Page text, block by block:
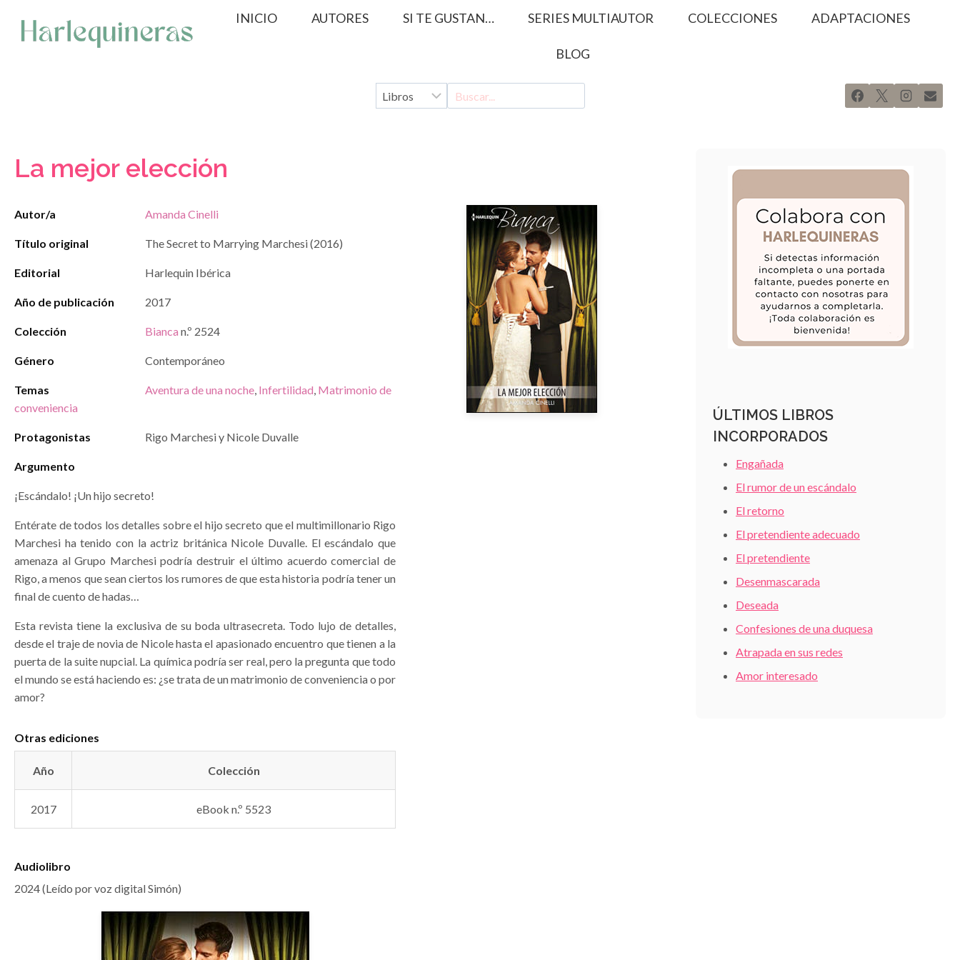
contenido
INICIO AUTORES SI TE GUSTAN… SERIES MULTIAUTOR COLECCIONES ADAPTACIONES
BLOG
La mejor elección
Autor/a Amanda Cinelli
Título original The Secret to Marrying Marchesi (2016)
Editorial Harlequin Ibérica
Año de publicación 2017
Colección Bianca n.º 2524
Género Contemporáneo
Temas Aventura de una noche, Infertilidad, Matrimonio de
conveniencia
Protagonistas Rigo Marchesi y Nicole Duvalle
Argumento
¡Escándalo! ¡Un hijo secreto!
Entérate de todos los detalles sobre el hijo secreto que el multimillonario Rigo
Marchesi ha tenido con la actriz británica Nicole Duvalle. El escándalo que
amenaza al Grupo Marchesi podría destruir el último acuerdo comercial de
Rigo, a menos que sean ciertos los rumores de que esta historia podría tener un
final de cuento de hadas…
Esta revista tiene la exclusiva de su boda ultrasecreta. Todo lujo de detalles,
desde el traje de novia de Nicole hasta el apasionado encuentro que tienen a la
puerta de la suite nupcial. La química podría ser real, pero la pregunta que todo
el mundo se está haciendo es: ¿se trata de un matrimonio de conveniencia o por
amor?
Otras ediciones
Año Colección
2017 eBook n.º 5523
Audiolibro
2024 (Leído por voz digital Simón)
ÚLTIMOS LIBROS
INCORPORADOS
Engañada
El rumor de un escándalo
El retorno
El pretendiente adecuado
El pretendiente
Desenmascarada
Deseada
Confesiones de una duquesa
Atrapada en sus redes
Amor interesado